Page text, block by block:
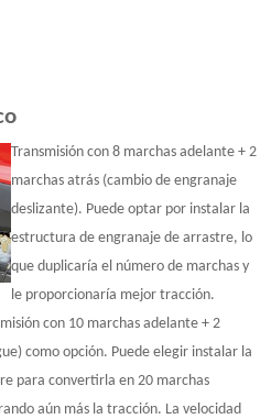
Transmisión con 8 marchas adelante + 2
marchas atrás (cambio de engranaje
deslizante). Puede optar por instalar la
estructura de engranaje de arrastre, lo
que duplicaría el número de marchas y
le proporcionaría mejor tracción.
con 10 marchas adelante + 2
como opción. Puede elegir instalar la
para convertirla en 20 marchas
aún más la tracción. La velocidad